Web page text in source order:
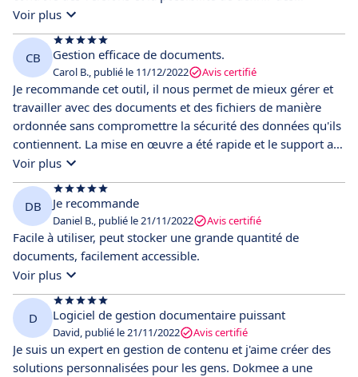
gestion de documents.
autorisations personnalisées pour les utilisateurs sont
également des fonctionnalités très utiles du produit.
Cependant, intégrer correctement le système dans le flux de
travail d'une organisation peut être difficile et nécessiter un
travail d'intégration supplémentaire spécifique. De plus, le
prix est un peu élevé. Mis à part cela, je n'ai vraiment rien à
reprocher à ce produit.
Voir plus
CB Gestion efficace de documents.
Carol B., publié le 11/12/2022 Avis certifié
Je recommande cet outil, il nous permet de mieux gérer et
travailler avec des documents et des fichiers de manière
ordonnée sans compromettre la sécurité des données qu'ils
contiennent. La mise en œuvre a été rapide et le support a
été très efficace. C'est un outil qui s'est avéré très utile pour
notre groupe de travail car il nous a permis de centraliser
les documents importants et les fichiers d'utilisation
générale. Il dispose d'une interface intuitive qui le rend
facile à utiliser et à apprendre. Il s'est adapté très bien à
notre façon de travailler et à notre profil d'entreprise.
Voir plus
DB Je recommande
Daniel B., publié le 21/11/2022 Avis certifié
Facile à utiliser, peut stocker une grande quantité de
documents, facilement accessible.
Voir plus
D Logiciel de gestion documentaire puissant
David, publié le 21/11/2022 Avis certifié
Je suis un expert en gestion de contenu et j'aime créer des
solutions personnalisées pour les gens. Dokmee a une